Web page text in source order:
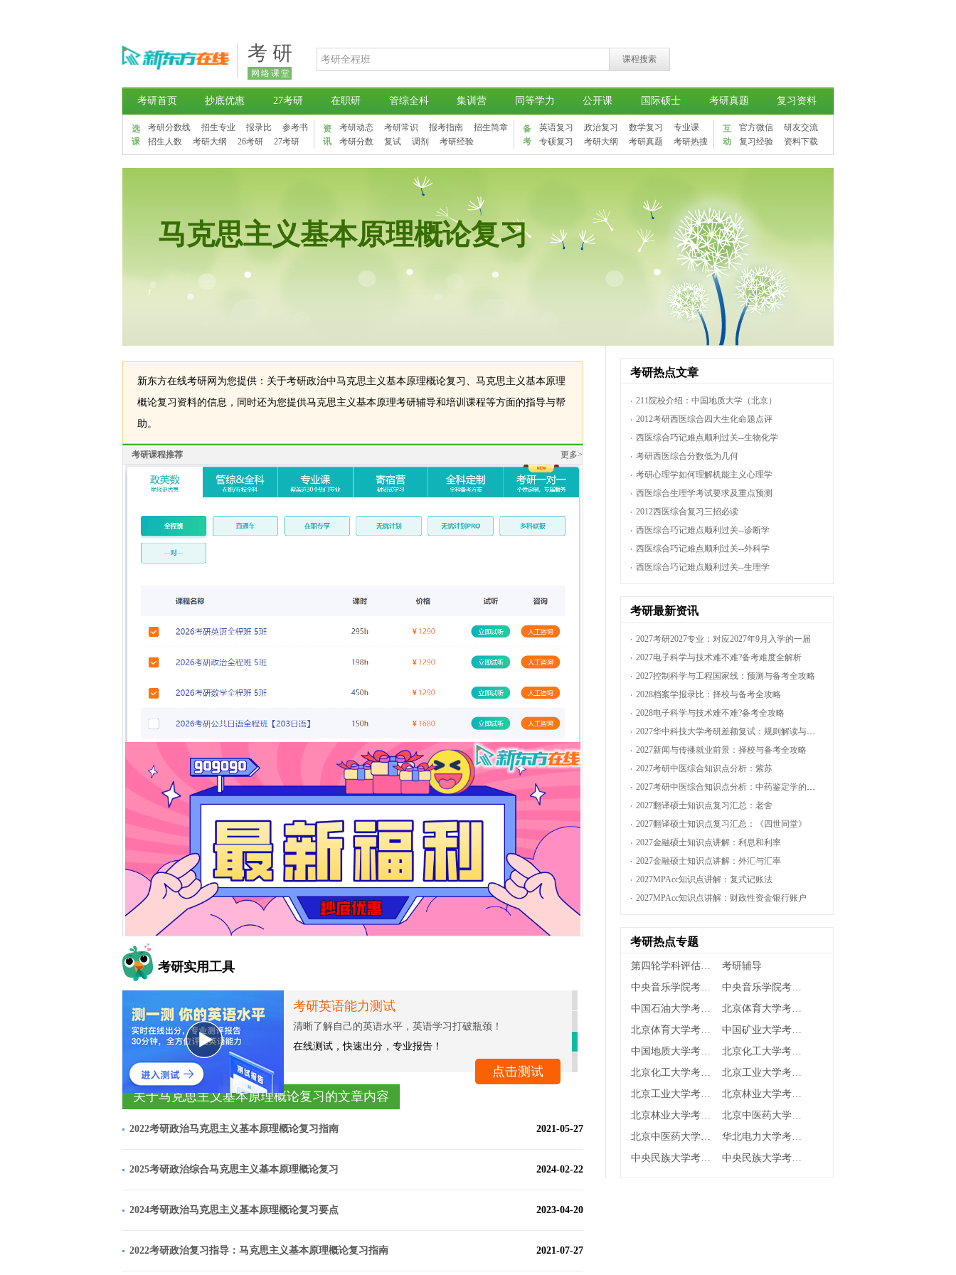
考 研
网络课堂
课程搜索
考研首页 抄底优惠 27考研 在职研 管综全科 集训营 同等学力 公开课 国际硕士 考研真题 复习资料
选
课
考研分数线 招生专业 报录比
参考书
招生人数
考研大纲 26考研 27考研
资
讯
考研动态 考研常识 报考指南
招生简章
考研分数
复试 调剂 考研经验
备
考
英语复习 政治复习 数学复习
专业课
专硕复习
考研大纲 考研真题 考研热搜
互
动
官方微信
研友交流
复习经验
资料下载
马克思主义基本原理概论复习
新东方在线考研网为您提供：关于考研政治中马克思主义基本原理概论复习、马克思主义基本原理
概论复习资料的信息，同时还为您提供马克思主义基本原理考研辅导和培训课程等方面的指导与帮
助。
考研课程推荐 更多>
考研实用工具
考研英语能力测试
清晰了解自己的英语水平，英语学习打破瓶颈！
在线测试，快速出分，专业报告！
点击测试
关于马克思主义基本原理概论复习的文章内容
2022考研政治马克思主义基本原理概论复习指南 2021-05-27
2025考研政治综合马克思主义基本原理概论复习 2024-02-22
2024考研政治马克思主义基本原理概论复习要点 2023-04-20
2022考研政治复习指导：马克思主义基本原理概论复习指南 2021-07-27
考研热点文章
211院校介绍：中国地质大学（北京）
2012考研西医综合四大生化命题点评
西医综合巧记难点顺利过关--生物化学
考研西医综合分数低为几何
考研心理学如何理解机能主义心理学
西医综合生理学考试要求及重点预测
2012西医综合复习三招必读
西医综合巧记难点顺利过关--诊断学
西医综合巧记难点顺利过关--外科学
西医综合巧记难点顺利过关--生理学
考研最新资讯
2027考研2027专业：对应2027年9月入学的一届
2027电子科学与技术难不难?备考难度全解析
2027控制科学与工程国家线：预测与备考全攻略
2028档案学报录比：择校与备考全攻略
2028电子科学与技术难不难?备考全攻略
2027华中科技大学考研差额复试：规则解读与逆袭策略
2027新闻与传播就业前景：择校与备考全攻略
2027考研中医综合知识点分析：紫苏
2027考研中医综合知识点分析：中药鉴定学的定义和任务
2027翻译硕士知识点复习汇总：老舍
2027翻译硕士知识点复习汇总：《四世同堂》
2027金融硕士知识点讲解：利息和利率
2027金融硕士知识点讲解：外汇与汇率
2027MPAcc知识点讲解：复式记账法
2027MPAcc知识点讲解：财政性资金银行账户
考研热点专题
第四轮学科评估结果
考研辅导
中央音乐学院考研成绩查询
中央音乐学院考研分数线
中国石油大学考研成绩查询
北京体育大学考研成绩查询
北京体育大学考研分数线
中国矿业大学考研成绩查询
中国地质大学考研成绩查询
北京化工大学考研成绩查询
北京化工大学考研分数线
北京工业大学考研成绩查询
北京工业大学考研分数线
北京林业大学考研成绩查询
北京林业大学考研分数线
北京中医药大学考研成绩查询
北京中医药大学考研分数线
华北电力大学考研成绩查询
中央民族大学考研成绩查询
中央民族大学考研分数线